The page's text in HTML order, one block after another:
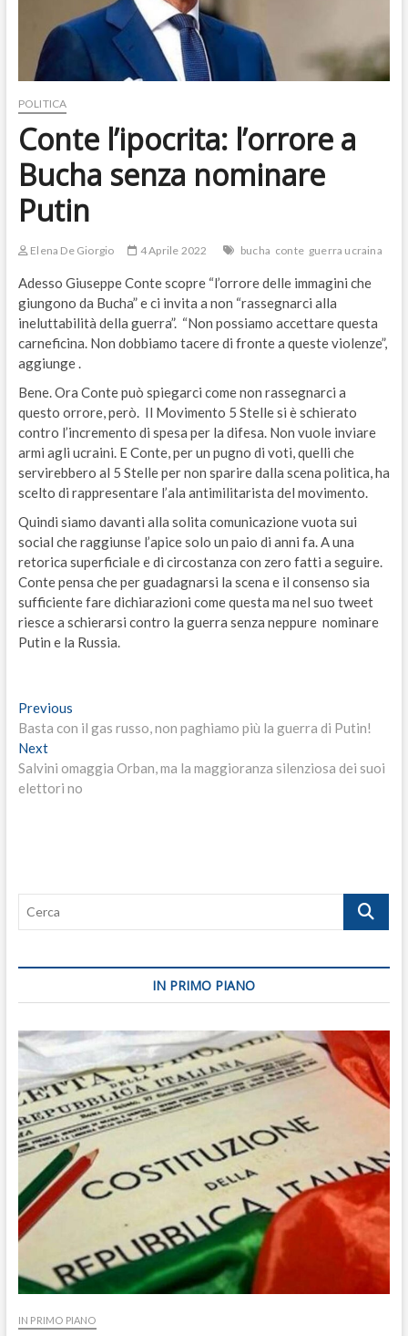
POLITICA
Conte l’ipocrita: l’orrore a
Bucha senza nominare
Putin
Elena De Giorgio 4 Aprile 2022 bucha conte guerra ucraina
Adesso Giuseppe Conte scopre “l’orrore delle immagini che
giungono da Bucha” e ci invita a non “rassegnarci alla
ineluttabilità della guerra”. “Non possiamo accettare questa
carneficina. Non dobbiamo tacere di fronte a queste violenze”,
aggiunge .
Bene. Ora Conte può spiegarci come non rassegnarci a
questo orrore, però. Il Movimento 5 Stelle si è schierato
contro l’incremento di spesa per la difesa. Non vuole inviare
armi agli ucraini. E Conte, per un pugno di voti, quelli che
servirebbero al 5 Stelle per non sparire dalla scena politica, ha
scelto di rappresentare l’ala antimilitarista del movimento.
Quindi siamo davanti alla solita comunicazione vuota sui
social che raggiunse l’apice solo un paio di anni fa. A una
retorica superficiale e di circostanza con zero fatti a seguire.
Conte pensa che per guadagnarsi la scena e il consenso sia
sufficiente fare dichiarazioni come questa ma nel suo tweet
riesce a schierarsi contro la guerra senza neppure nominare
Putin e la Russia.
Navigazione
articoli
PreviousPrevious
post:
Basta con il gas russo, non paghiamo più la guerra di Putin!
NextNext
post:
Salvini omaggia Orban, ma la maggioranza silenziosa dei suoi
elettori no
Cerca
IN PRIMO PIANO
IN PRIMO PIANO